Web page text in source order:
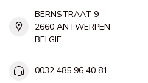
BERNSTRAAT 9
2660 ANTWERPEN
BELGIE
0032 485 96 40 81